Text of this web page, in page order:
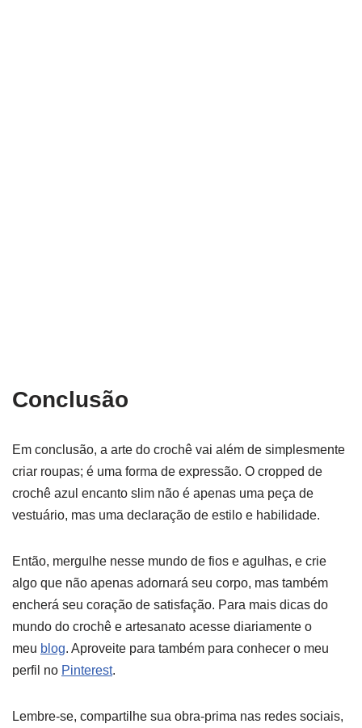
Conclusão
Em conclusão, a arte do crochê vai além de simplesmente
criar roupas; é uma forma de expressão. O cropped de
crochê azul encanto slim não é apenas uma peça de
vestuário, mas uma declaração de estilo e habilidade.
Então, mergulhe nesse mundo de fios e agulhas, e crie
algo que não apenas adornará seu corpo, mas também
encherá seu coração de satisfação. Para mais dicas do
mundo do crochê e artesanato acesse diariamente o
meu blog. Aproveite para também para conhecer o meu
perfil no Pinterest.
Lembre-se, compartilhe sua obra-prima nas redes sociais,